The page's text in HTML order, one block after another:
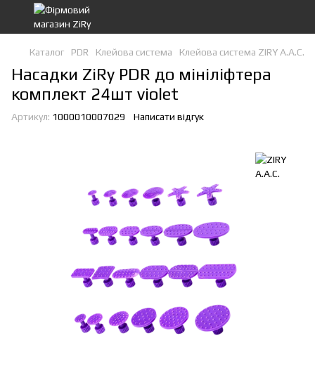
Каталог PDR Клейова система Клейова система ZIRY A.A.C.
Насадки ZiRy PDR до мініліфтера
комплект 24шт violet
Артикул: 1000010007029 Написати відгук